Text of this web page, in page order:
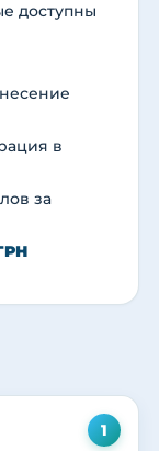
доступны
в
за
1